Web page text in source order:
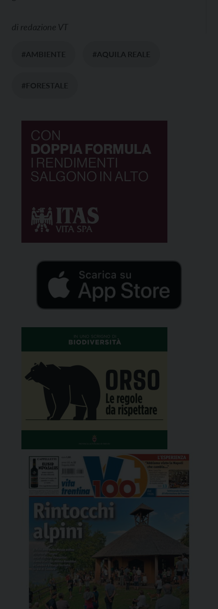
di redazione VT
#AMBIENTE #AQUILA REALE
#FORESTALE